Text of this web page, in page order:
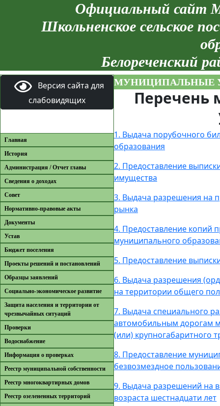
Официальный сайт
Школьненское сельское
Белореченский
Версия сайта для
слабовидящих
Главная
История
Администрация / Отчет главы
Сведения о доходах
Совет
Нормативно-правовые акты
Документы
Устав
Бюджет поселения
Проекты решений и постановлений
Образцы заявлений
Cоциально-экономическое развитие
Защита населения и территории от
чрезвычайных ситуаций
Проверки
Водоснабжение
Информация о проверках
Реестр муниципальной собственности
Реестр многоквартирных домов
Реестр озелененных территорий
МУНИЦИПАЛЬНЫЕ
Перечень
1. Выдача порубочного
образования
2. Предоставление
имущества
3. Выдача разрешения на
рынка
4. Предоставление копий
муниципального
5. Предоставление
6. Выдача разрешения
на территории общего
7. Выдача специального
автомобильным дорогам
(или) крупногабаритного
8. Предоставление
безвозмездное
9. Выдача разрешений на
возраста шестнадцати лет